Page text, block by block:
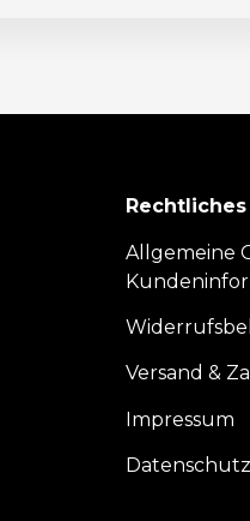
Rechtliches
Allgemeine
Versand &
Impressum